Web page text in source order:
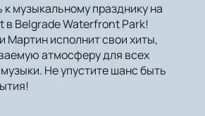
музыкальному празднику на
в Belgrade Waterfront Park!
Мартин исполнит свои хиты,
атмосферу для всех
Не упустите шанс быть